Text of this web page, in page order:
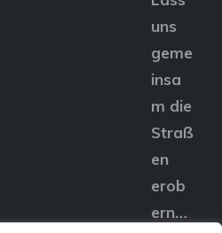
uns
geme
insa
m die
Straß
en
erob
ern…